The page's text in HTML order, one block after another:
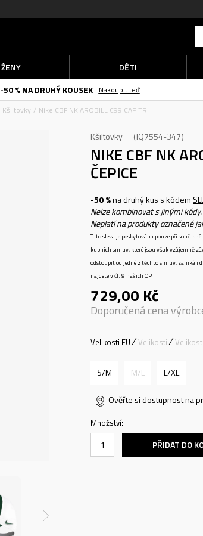
ŽENY
DĚTI
-50 % NA DRUHÝ KOUSEK
Nakoupit teď
Kšiltovky Nike CBF NK AROBILL C99 CAP TR
Kšiltovky IQ7554-347
NIKE CBF NK
ČEPICE
-50 %na druhý kus s kódem
Nelze kombinovat s jinými kódy.
Neplatí na produkty označené
Tato sleva je poskytována pouze při
kupních smluv, které jsou však vzájemně
odstoupit od jedné z těchto smluv, zaniká i
najdete v čl. 9 našich OP.
729,00 Kč
Doporučená cena
Velikosti EU Velikosti
S/M M/L L/XL
Ověřte si dostupnost na
Množství:
PŘIDAT DO